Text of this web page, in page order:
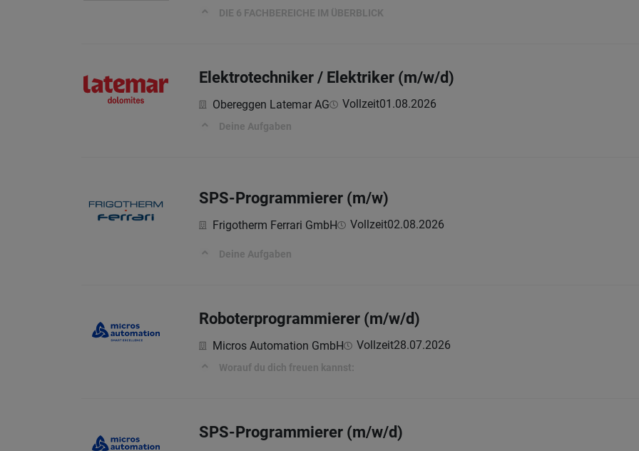
DIE 6 FACHBEREICHE IM ÜBERBLICK
Elektrotechniker / Elektriker (m/w/d)
Obereggen Latemar AG Vollzeit01.08.2026
Deine Aufgaben
SPS-Programmierer (m/w)
Frigotherm Ferrari GmbH Vollzeit02.08.2026
Deine Aufgaben
Roboterprogrammierer (m/w/d)
Micros Automation GmbH Vollzeit28.07.2026
Worauf du dich freuen kannst:
SPS-Programmierer (m/w/d)